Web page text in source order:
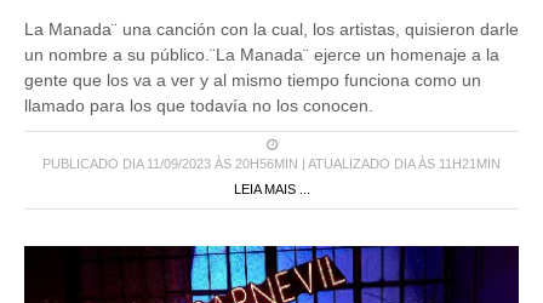
La Manada¨ una canción con la cual, los artistas, quisieron darle
un nombre a su público.¨La Manada¨ ejerce un homenaje a la
gente que los va a ver y al mismo tiempo funciona como un
llamado para los que todavía no los conocen.
PUBLICADO DIA 11/09/2023 ÀS 20H56MIN | ATUALIZADO DIA ÀS 11H21MIN
LEIA MAIS ...